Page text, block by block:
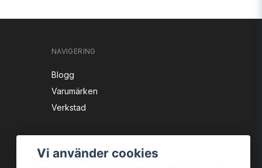
NAVIGERING
Blogg
Varumärken
Verkstad
Vi använder cookies